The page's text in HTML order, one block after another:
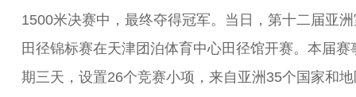
1500米决赛中，最终夺得冠军。当日，第十二届亚
田径锦标赛在天津团泊体育中心田径馆开赛。本届赛
期三天，设置26个竞赛小项，来自亚洲35个国家和